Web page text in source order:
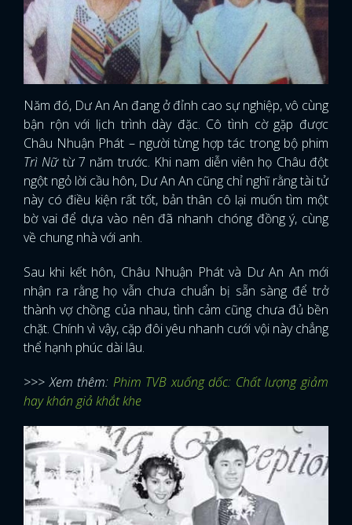
Năm đó, Dư An An đang ở đỉnh cao sự nghiệp, vô cùng
bận rộn với lịch trình dày đặc. Cô tình cờ gặp được
Châu Nhuận Phát – người từng hợp tác trong bộ phim
Trì Nữtừ 7 năm trước. Khi nam diễn viên họ Châu đột
ngột ngỏ lời cầu hôn, Dư An An cũng chỉ nghĩ rằng tài tử
này có điều kiện rất tốt, bản thân cô lại muốn tìm một
bờ vai để dựa vào nên đã nhanh chóng đồng ý, cùng
về chung nhà với anh.
Sau khi kết hôn, Châu Nhuận Phát và Dư An An mới
nhận ra rằng họ vẫn chưa chuẩn bị sẵn sàng để trở
thành vợ chồng của nhau, tình cảm cũng chưa đủ bền
chặt. Chính vì vậy, cặp đôi yêu nhanh cưới vội này chẳng
thể hạnh phúc dài lâu.
>>> Xem thêm: Phim TVB xuống dốc: Chất lượng giảm
hay khán giả khắt khe